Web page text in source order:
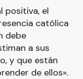
positiva, el
católica
debe
a sus
y que están
de ellos».